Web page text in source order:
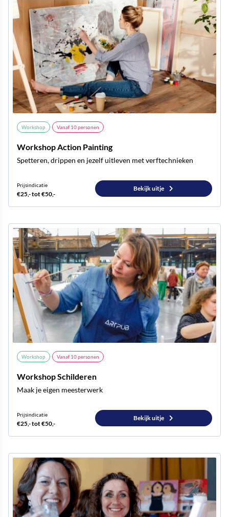
Workshop Vanaf10personen
Workshop Action Painting
Spetteren, drippen en jezelf uitleven met verftechnieken
Prijsindicatie
€25,- tot €50,-
Bekijk uitje
Workshop Vanaf10personen
Workshop Schilderen
Maak je eigen meesterwerk
Prijsindicatie
€25,- tot €50,-
Bekijk uitje